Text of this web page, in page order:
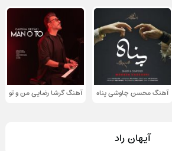
آهنگ محسن چاوشی پناه آهنگ گرشا رضایی من و تو
آیهان راد